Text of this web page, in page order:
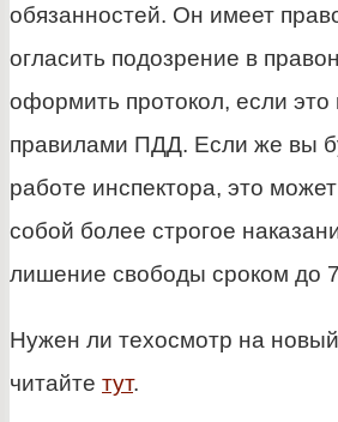
обязанностей. Он имеет
огласить подозрение в
оформить протокол, если это
правилами ПДД. Если же вы
работе инспектора, это
собой более строгое
лишение свободы сроком до
Нужен ли техосмотр на
читайте тут.